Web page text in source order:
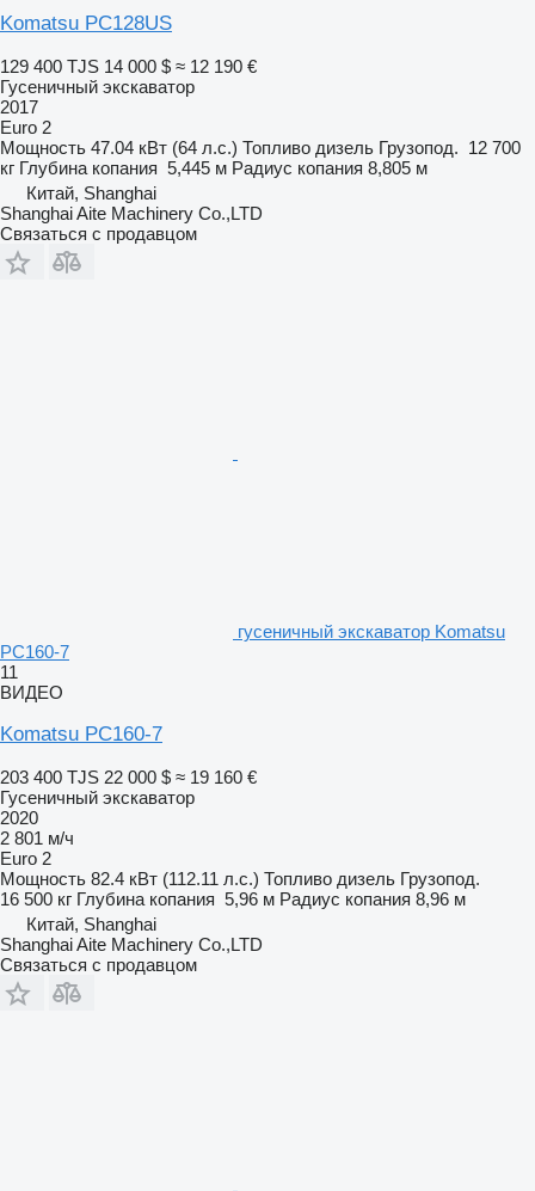
Komatsu PC128US
129 400 TJS 14 000 $ ≈ 12 190 €
Гусеничный экскаватор
2017
Euro 2
Мощность 47.04 кВт (64 л.с.) Топливо дизель Грузопод. 12 700
кг Глубина копания 5,445 м Радиус копания 8,805 м
Китай, Shanghai
Shanghai Aite Machinery Co.,LTD
Связаться с продавцом
гусеничный экскаватор Komatsu
PC160-7
11
ВИДЕО
Komatsu PC160-7
203 400 TJS 22 000 $ ≈ 19 160 €
Гусеничный экскаватор
2020
2 801 м/ч
Euro 2
Мощность 82.4 кВт (112.11 л.с.) Топливо дизель Грузопод.
16 500 кг Глубина копания 5,96 м Радиус копания 8,96 м
Китай, Shanghai
Shanghai Aite Machinery Co.,LTD
Связаться с продавцом